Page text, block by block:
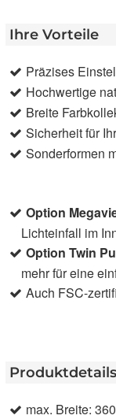
Ihre Vorteile
Präzises
Hochwertige
Breite
Sicherheit für
Sonderformen
Option
Lichteinfall im
Option Twin
mehr für eine
Auch FSC-
Produktdetails
max. Breite: